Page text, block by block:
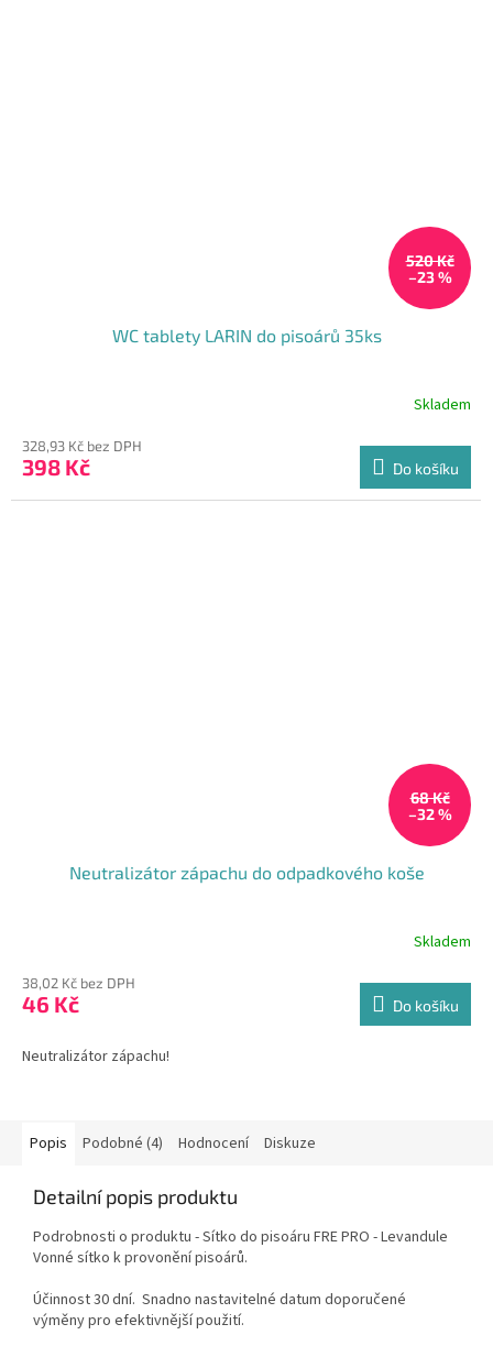
520 Kč
–23 %
WC tablety LARIN do pisoárů 35ks
Skladem
328,93 Kč bez DPH
398 Kč Do košíku
68 Kč
–32 %
Neutralizátor zápachu do odpadkového koše
Skladem
38,02 Kč bez DPH
46 Kč Do košíku
Neutralizátor zápachu!
Popis Podobné (4) Hodnocení Diskuze
Detailní popis produktu
Podrobnosti o produktu - Sítko do pisoáru FRE PRO - Levandule
Vonné sítko k provonění pisoárů.
Účinnost 30 dní. Snadno nastavitelné datum doporučené
výměny pro efektivnější použití.